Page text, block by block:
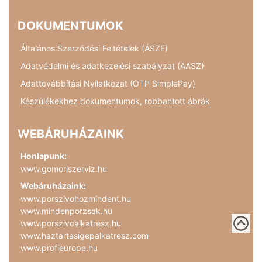
DOKUMENTUMOK
Általános Szerződési Feltételek (ÁSZF)
Adatvédelmi és adatkezelési szabályzat (AASZ)
Adattovábbítási Nyilatkozat (OTP SimplePay)
Készülékekhez dokumentumok, robbantott ábrák
WEBÁRUHÁZAINK
Honlapunk:
www.gomoriszerviz.hu
Webáruházaink:
www.porszivohozmindent.hu
www.mindenporzsak.hu
www.porszivoalkatresz.hu
www.haztartasigepalkatresz.com
www.profieurope.hu